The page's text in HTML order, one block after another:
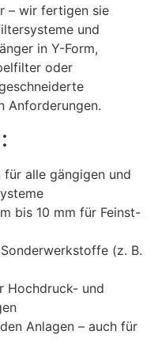
– wir fertigen sie
und
in Y-Form,
oder
Anforderungen.
alle gängigen und
bis 10 mm für Feinst-
(z. B.
Hochdruck- und
Anlagen – auch für